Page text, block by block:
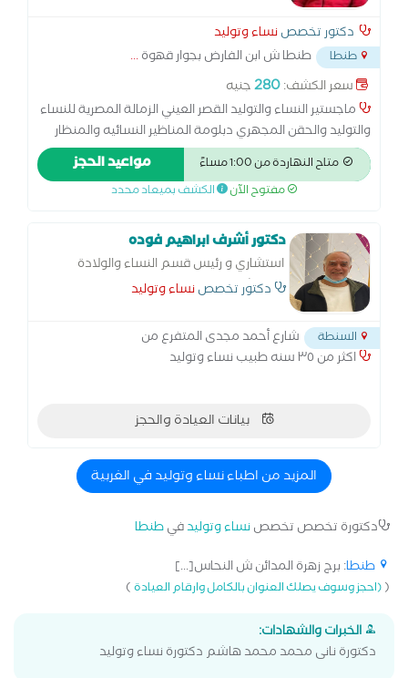
دكتور تخصصنساء وتوليد
طنطا طنطا ش ابن الفارض بجوار قهوة...
سعر الكشف:280جنيه
ماجستير النساء والتوليد القصر العيني الزمالة المصرية للنساء
والتوليد والحقن المجهري دبلومة المناظير النسائيه والمنظار
الرحمي جامعة عين شمس
متاح النهاردة من 1:00 مساءً مواعيد الحجز
مفتوح الآن الكشف بميعاد محدد
دكتور أشرف ابراهيم فوده
استشاري و رئيس قسم النساء والولادة
بمستشفي السنطة
دكتور تخصصنساء وتوليد
السنطة
شارع أحمد مجدى المتفرع من
اكثر من ٣٥ سنه طبيب نساء وتوليد
بيانات العيادة والحجز
المزيد من اطباء نساء وتوليد في الغربية
دكتورة تخصص تخصصنساء وتوليدفيطنطا
طنطا: برج زهرة المدائن ش النحاس[...]
((احجز وسوف يصلك العنوان بالكامل وارقام العيادة)
الخبرات والشهادات:
دكتورة نانى محمد محمد هاشم دكتورة نساء وتوليد